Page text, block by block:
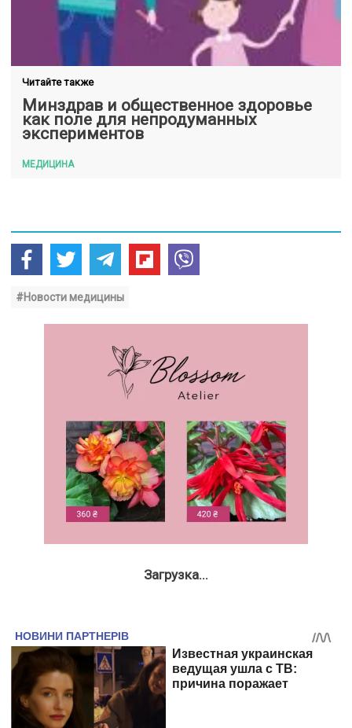
Читайте также
Минздрав и общественное здоровье
как поле для непродуманных
экспериментов
МЕДИЦИНА
#Новости медицины
Загрузка...